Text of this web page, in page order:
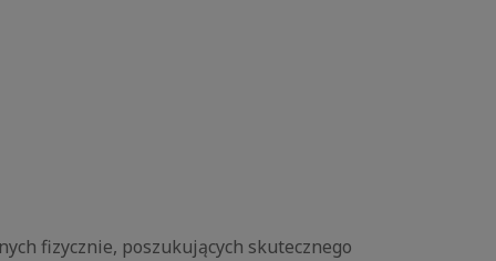
fizycznie, poszukujących skutecznego